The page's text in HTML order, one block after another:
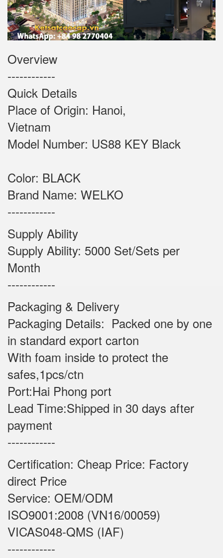
Overview
------------
Quick Details
Place of Origin: Hanoi,
Vietnam
Model Number: US88 KEY Black
Color: BLACK
Brand Name: WELKO
------------
Supply Ability
Supply Ability: 5000 Set/Sets per
Month
------------
Packaging & Delivery
Packaging Details: Packed one by one
in standard export carton
With foam inside to protect the
safes,1pcs/ctn
Port:Hai Phong port
Lead Time:Shipped in 30 days after
payment
------------
Certification: Cheap Price: Factory
direct Price
Service: OEM/ODM
ISO9001:2008 (VN16/00059)
VICAS048-QMS (IAF)
------------